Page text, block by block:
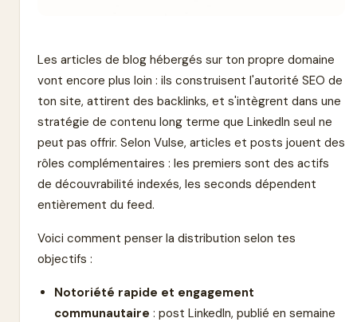
Les articles de blog hébergés sur ton propre domaine
vont encore plus loin : ils construisent l'autorité SEO de
ton site, attirent des backlinks, et s'intègrent dans une
stratégie de contenu long terme que LinkedIn seul ne
peut pas offrir. Selon Vulse, articles et posts jouent des
rôles complémentaires : les premiers sont des actifs
de découvrabilité indexés, les seconds dépendent
entièrement du feed.
Voici comment penser la distribution selon tes
objectifs :
Notoriété rapide et engagement
communautaire : post LinkedIn, publié en semaine